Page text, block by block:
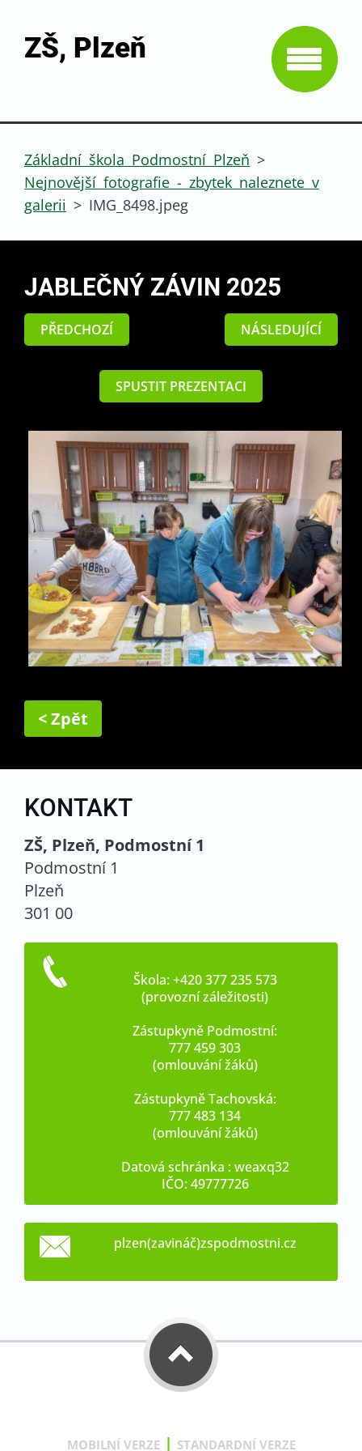
ZŠ, Plzeň
Základní škola Podmostní Plzeň >
Nejnovější fotografie - zbytek naleznete v
galerii > IMG_8498.jpeg
JABLEČNÝ ZÁVIN 2025
PŘEDCHOZÍ NÁSLEDUJÍCÍ
SPUSTIT PREZENTACI
< Zpět
KONTAKT
ZŠ, Plzeň, Podmostní 1
Podmostní 1
Plzeň
301 00
Škola: +420 377 235 573
(provozní záležitosti)
Zástupkyně Podmostní:
777 459 303
(omlouvání žáků)
Zástupkyně Tachovská:
777 483 134
(omlouvání žáků)
Datová schránka : weaxq32
IČO: 49777726
plzen(zavináč)zspodmostni.cz
MOBILNÍ VERZE | STANDARDNÍ VERZE